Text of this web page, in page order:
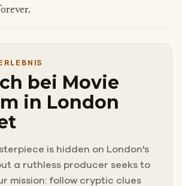
bei Movie
in London
is hidden on London's
a ruthless producer seeks to
mission: follow cryptic clues